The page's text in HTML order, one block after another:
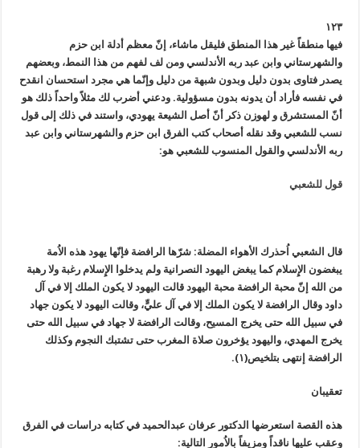
١٢٣
فيها منطقاً غير هذا المنطق فليقل ماشاء، إنّ معظم أدلة ابن حزم
والشهرستاني وابن عبد ربه الأندلسي ومن لف لفهم من هذا النمط، وبعضهم
يصدر فتاوى بدون دليل وبدون شبهة من دليل وإنّما هي مجرد استحسان انقدح
في نفسه فأراد أن يدونه بدون مسؤولية. ودعني أضرب لك مثلاً واحداً ذلك هو
أنّ المستشرق و لهوزن ذكر أنّ أصل الشيعة يهودي، واستند في ذلك إلى قول
نسب للشعبي وقد نقله أصحاب كتب الفرق ابن حزم والشهرستاني وابن عبد
ربه الأندلسي والقول المنسوب للشعبي هو:
قول للشعبي
قال الشعبي اُحذرك الأهواء المضلة: شرّها الرافضة فإنّها يهود هذه الاُمة
يبغضون الإِسلام كما يبغض اليهود النصرانية ولم يدخلوا الإِسلام رغبة ولا رهبة
من الله إنّ محبة الرافضة محبة اليهود قالت اليهود لا يكون الملك إلا في آل
داود وقال الرافضة لا يكون الملك إلا في آل عليٍّ، وقالت اليهود لا يكون جهاد
في سبيل الله حتى يخرج المسيح، وقالت الرافضة لا جهاد في سبيل الله حتى
يخرج المهدي، واليهود يؤخرون صلاة المغرب حتى تشتبك النجوم وكذلك
الرافضة إنتهى بتلخيص(١).
تعقيبان
هذه القصة استعرضها الدكتور عرفان عبدالحميد في كتابه دراسات في الفرق
وعقب عليها ناقداً ومزيفاً بالاُمور التالية: